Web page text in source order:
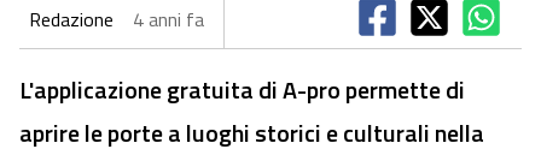
Redazione 4 anni fa
L'applicazione gratuita di A-pro permette di
aprire le porte a luoghi storici e culturali nella